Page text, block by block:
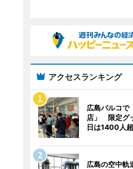
アクセスランキング
広島パルコで
店」 限定グ
日は1400人
広島の空中軌